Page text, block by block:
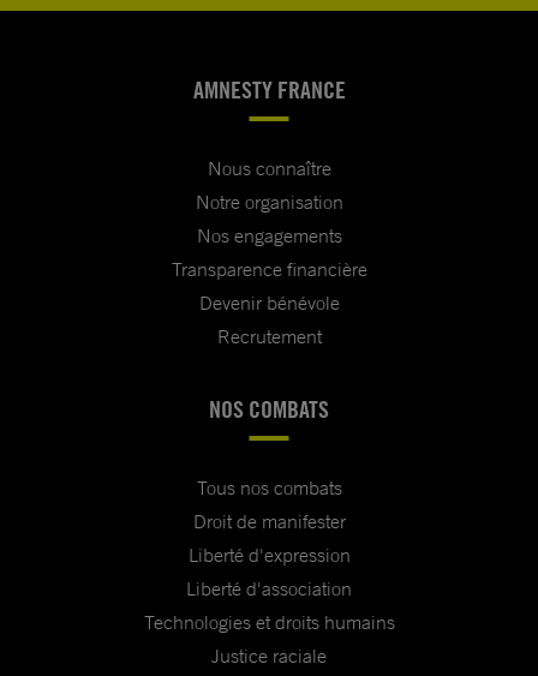
AMNESTY FRANCE
Nous connaître
Notre organisation
Nos engagements
Transparence financière
Devenir bénévole
Recrutement
NOS COMBATS
Tous nos combats
Droit de manifester
Liberté d'expression
Liberté d'association
Technologies et droits humains
Justice raciale